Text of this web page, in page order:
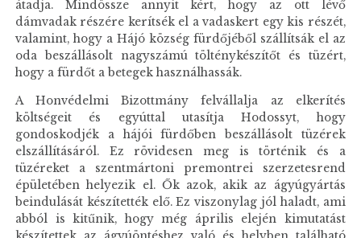
átadja. Mindössze annyit kért, hogy az ott lévő
dámvadak részére kerítsék el a vadaskert egy kis részét,
valamint, hogy a Hájó község fürdőjéből szállítsák el az
oda beszállásolt nagyszámú tölténykészítőt és tüzért,
hogy a fürdőt a betegek használhassák.
A Honvédelmi Bizottmány felvállalja az elkerítés
költségeit és egyúttal utasítja Hodossyt, hogy
gondoskodjék a hájói fürdőben beszállásolt tüzérek
elszállításáról. Ez rövidesen meg is történik és a
tüzéreket a szentmártoni premontrei szerzetesrend
épületében helyezik el. Ők azok, akik az ágyúgyártás
beindulását készítették elő. Ez viszonylag jól haladt, ami
abból is kitűnik, hogy még április elején kimutatást